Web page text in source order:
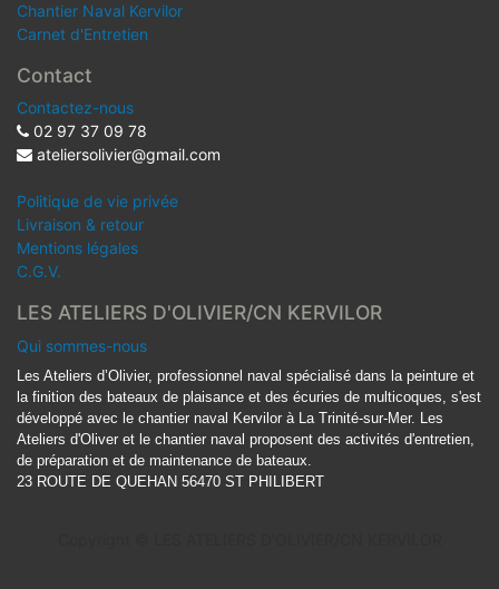
Chantier Naval Kervilor
Carnet d'Entretien
Contact
Contactez-nous
02 97 37 09 78
ateliersolivier@gmail.com
Politique de vie privée
Livraison & retour
Mentions légales
C.G.V.
LES ATELIERS D'OLIVIER/CN KERVILOR
Qui sommes-nous
Les Ateliers d’Olivier, professionnel naval spécialisé dans la peinture et
la finition des bateaux de plaisance et des écuries de multicoques, s'est
développé avec le chantier naval Kervilor à La Trinité-sur-Mer. Les
Ateliers d'Oliver et le chantier naval proposent des activités d'entretien,
de préparation et de maintenance de bateaux.
23 ROUTE DE QUEHAN 56470 ST PHILIBERT